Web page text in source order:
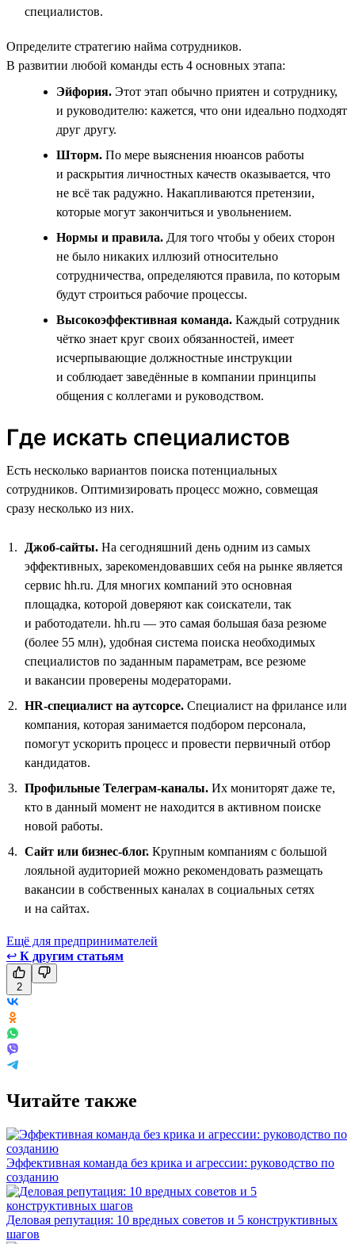
специалистов.
Определите стратегию найма сотрудников.
В развитии любой команды есть 4 основных этапа:
Эйфория. Этот этап обычно приятен и сотруднику,
и руководителю: кажется, что они идеально подходят
друг другу.
Шторм. По мере выяснения нюансов работы
и раскрытия личностных качеств оказывается, что
не всё так радужно. Накапливаются претензии,
которые могут закончиться и увольнением.
Нормы и правила. Для того чтобы у обеих сторон
не было никаких иллюзий относительно
сотрудничества, определяются правила, по которым
будут строиться рабочие процессы.
Высокоэффективная команда. Каждый сотрудник
чётко знает круг своих обязанностей, имеет
исчерпывающие должностные инструкции
и соблюдает заведённые в компании принципы
общения с коллегами и руководством.
Где искать специалистов
Есть несколько вариантов поиска потенциальных
сотрудников. Оптимизировать процесс можно, совмещая
сразу несколько из них.
Джоб-сайты. На сегодняшний день одним из самых
эффективных, зарекомендовавших себя на рынке является
сервис hh.ru. Для многих компаний это основная
площадка, которой доверяют как соискатели, так
и работодатели. hh.ru — это самая большая база резюме
(более 55 млн), удобная система поиска необходимых
специалистов по заданным параметрам, все резюме
и вакансии проверены модераторами.
HR-специалист на аутсорсе. Специалист на фрилансе или
компания, которая занимается подбором персонала,
помогут ускорить процесс и провести первичный отбор
кандидатов.
Профильные Телеграм-каналы. Их мониторят даже те,
кто в данный момент не находится в активном поиске
новой работы.
Сайт или бизнес-блог. Крупным компаниям с большой
лояльной аудиторией можно рекомендовать размещать
вакансии в собственных каналах в социальных сетях
и на сайтах.
Ещё для предпринимателей
↩ К другим статьям
2
Читайте также
Эффективная команда без крика и агрессии: руководство по
созданию
Деловая репутация: 10 вредных советов и 5 конструктивных
шагов